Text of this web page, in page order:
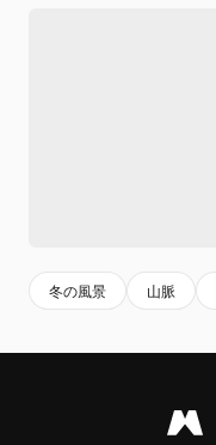
冬の風景 山脈